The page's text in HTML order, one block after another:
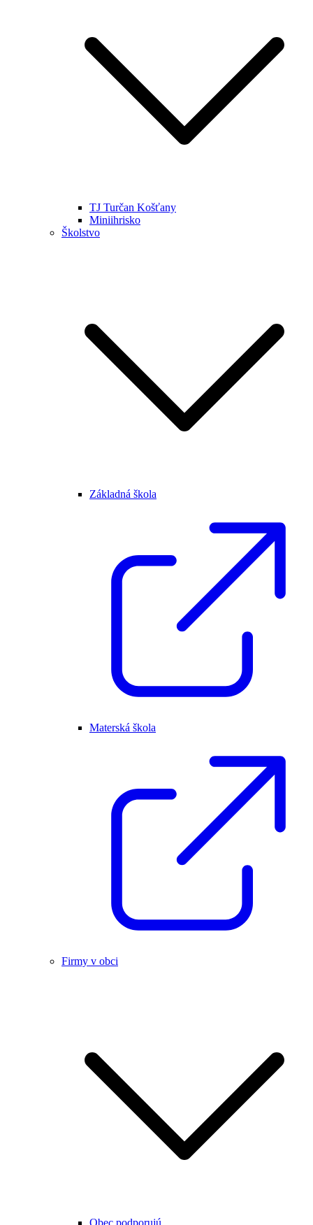
TJ Turčan Košťany
Miniihrisko
Školstvo
Základná škola
Materská škola
Firmy v obci